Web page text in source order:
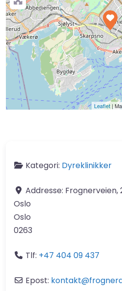
Leaflet |
Kategori: Dyreklinikker
Addresse: Frognerveien,
Oslo
Oslo
0263
Tlf: +47 404 09 437
Epost: kontakt@